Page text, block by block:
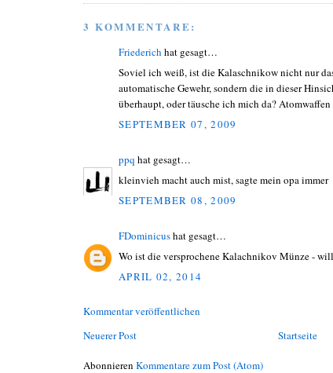
3 KOMMENTARE:
Friederich hat gesagt…
Soviel ich weiß, ist die Kalaschnikow nicht nur
automatische Gewehr, sondern die in dieser
überhaupt, oder täusche ich mich da?
SEPTEMBER 07, 2009
ppq hat gesagt…
kleinvieh macht auch mist, sagte mein opa immer
SEPTEMBER 08, 2009
FDominicushat gesagt…
Wo ist die versprochene Kalachnikov Münze -
APRIL 02, 2014
Kommentar veröffentlichen
Neuerer Post
Startseite
Abonnieren Kommentare zum Post (Atom)